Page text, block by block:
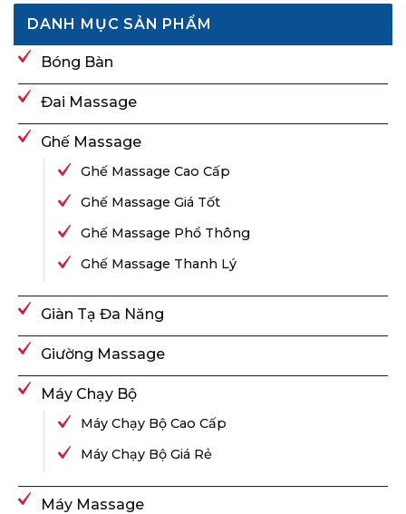
DANH MỤC SẢN PHẨM
Bóng Bàn
Đai Massage
Ghế Massage
Ghế Massage Cao Cấp
Ghế Massage Giá Tốt
Ghế Massage Phổ Thông
Ghế Massage Thanh Lý
Giàn Tạ Đa Năng
Giường Massage
Máy Chạy Bộ
Máy Chạy Bộ Cao Cấp
Máy Chạy Bộ Giá Rẻ
Máy Massage